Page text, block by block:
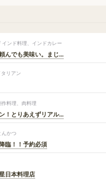
ンド料理、インドカレー
んでも美味い。まじ...
リアン
料理、肉料理
！とりあえずリアル...
かつ
臨！！予約必須
日本料理店